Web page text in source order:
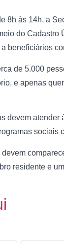
8h às 14h, a
do
beneficiários
de 5.000
e apenas
devem
sociais
residente e